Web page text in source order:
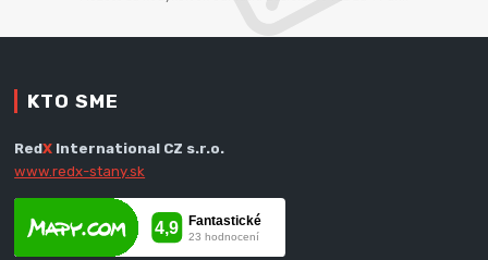
KTO SME
RedX International CZ s.r.o.
www.redx-stany.sk